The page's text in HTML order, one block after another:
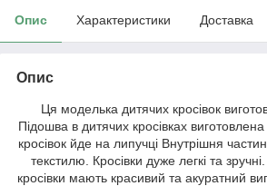
Опис Характеристики Доставка
Опис
Ця моделька дитячих кросівок
Підошва в дитячих кросівках
кросівок йде на липучці Внутрішня
текстилю. Кросівки дуже легкі та зручні.
кросівки мають красивий та акуратний